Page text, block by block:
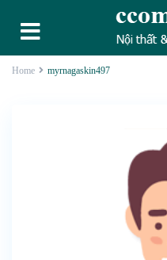
Home myrnagaskin497